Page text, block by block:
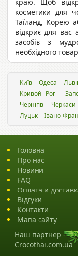
краю. Щоб
косметики для
Таїланд, Корею
відкриє для вас
засобів з
необхідного
Київ Одеса
Кривой Рог
Чернігів
Черкаси
Луцьк
Івано-
Головна
Про нас
Новини
FAQ
Оплата и
Відгуки
Контакти
Мапа сайту
Наш партнер -
Crocothai.com.ua